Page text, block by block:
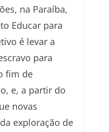
na Paraíba,
Educar para
é levar a
para
fim de
e, a partir do
novas
exploração de